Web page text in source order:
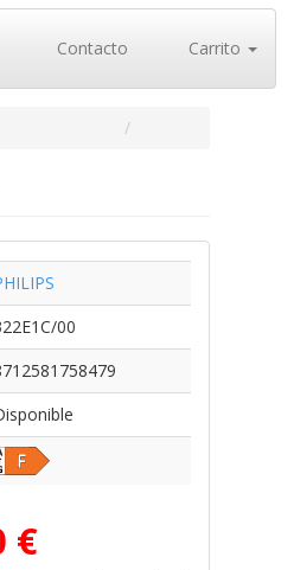
Contacto Carrito
00
€